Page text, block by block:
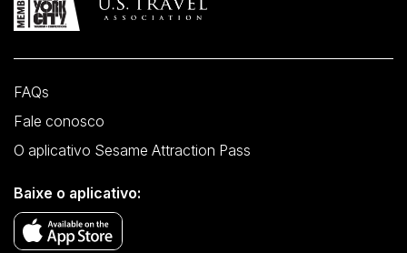
Church St / Barclay St
FAQs
Fale conosco
O aplicativo Sesame Attraction Pass
Baixe o aplicativo: